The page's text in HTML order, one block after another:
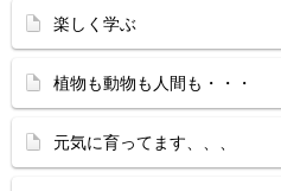
楽しく学ぶ
植物も動物も人間も・・・
元気に育ってます、、、